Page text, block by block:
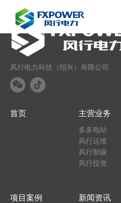
风行电力科技（绍兴）有限公司
首页 主营业务
多多电站
风行运维
风行智碳
风行投资
项目案例 新闻资讯